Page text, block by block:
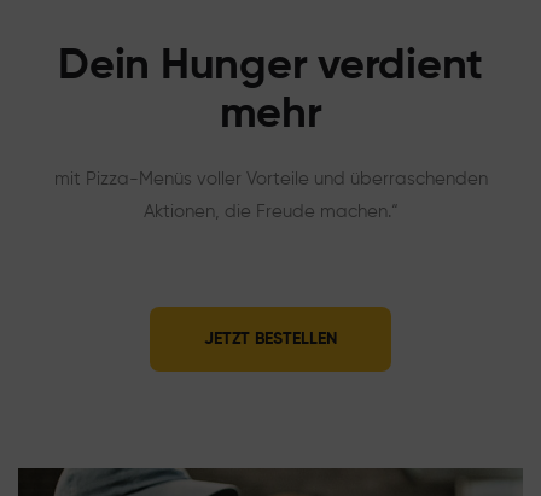
Dein Hunger verdient
mehr
mit Pizza-Menüs voller Vorteile und überraschenden
Aktionen, die Freude machen.“
JETZT BESTELLEN